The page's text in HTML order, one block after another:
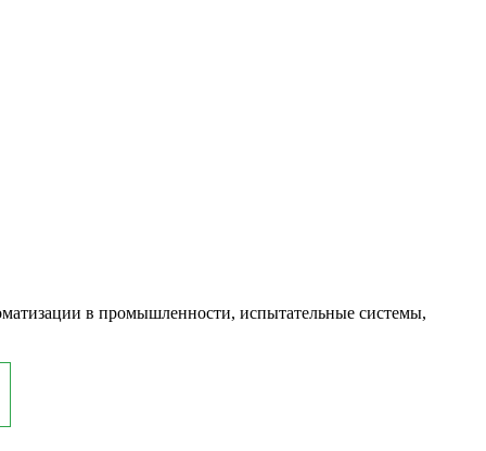
в промышленности, испытательные системы,